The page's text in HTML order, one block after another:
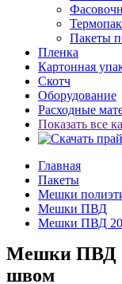
Пакеты
Пленка
Картонная
Скотч
Оборудование
Расходные
Показать все
Главная
Пакеты
Мешки
Мешки ПВД
Мешки ПВД
Мешки ПВД
швом